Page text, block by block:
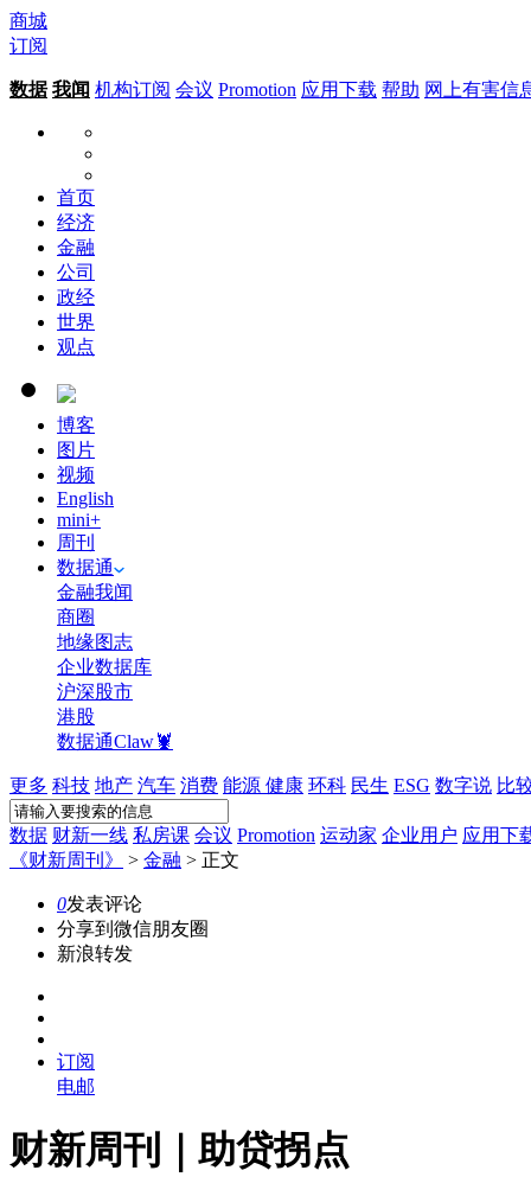
商城
订阅
数据 我闻 机构订阅 会议 Promotion 应用下载 帮助 网上有害信
首页
经济
金融
公司
政经
世界
观点
博客
图片
视频
English
mini+
周刊
数据通
金融我闻
商圈
地缘图志
企业数据库
沪深股市
港股
数据通Claw🦞
更多 科技 地产 汽车 消费 能源 健康 环科 民生 ESG 数字说 比
数据 财新一线 私房课 会议 Promotion 运动家 企业用户 应用下
《财新周刊》
> 金融 > 正文
0发表评论
分享到微信朋友圈
新浪转发
订阅
电邮
财新周刊｜助贷拐点